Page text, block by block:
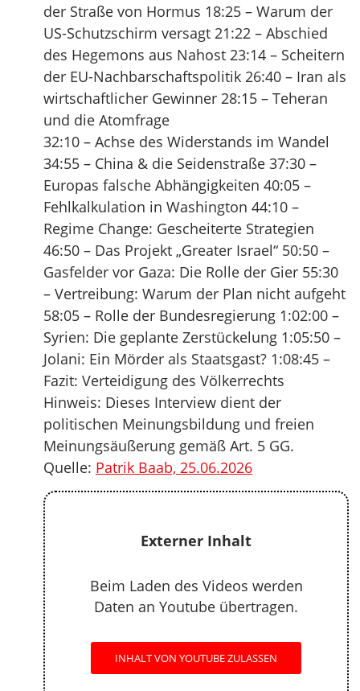
der Straße von Hormus 18:25 – Warum der
US-Schutzschirm versagt 21:22 – Abschied
des Hegemons aus Nahost 23:14 – Scheitern
der EU-Nachbarschaftspolitik 26:40 – Iran als
wirtschaftlicher Gewinner 28:15 – Teheran
und die Atomfrage
32:10 – Achse des Widerstands im Wandel
34:55 – China & die Seidenstraße 37:30 –
Europas falsche Abhängigkeiten 40:05 –
Fehlkalkulation in Washington 44:10 –
Regime Change: Gescheiterte Strategien
46:50 – Das Projekt „Greater Israel“ 50:50 –
Gasfelder vor Gaza: Die Rolle der Gier 55:30
– Vertreibung: Warum der Plan nicht aufgeht
58:05 – Rolle der Bundesregierung 1:02:00 –
Syrien: Die geplante Zerstückelung 1:05:50 –
Jolani: Ein Mörder als Staatsgast? 1:08:45 –
Fazit: Verteidigung des Völkerrechts
Hinweis: Dieses Interview dient der
politischen Meinungsbildung und freien
Meinungsäußerung gemäß Art. 5 GG.
Quelle: Patrik Baab, 25.06.2026
Externer Inhalt
Beim Laden des Videos werden
Daten an Youtube übertragen.
INHALT VON YOUTUBE ZULASSEN